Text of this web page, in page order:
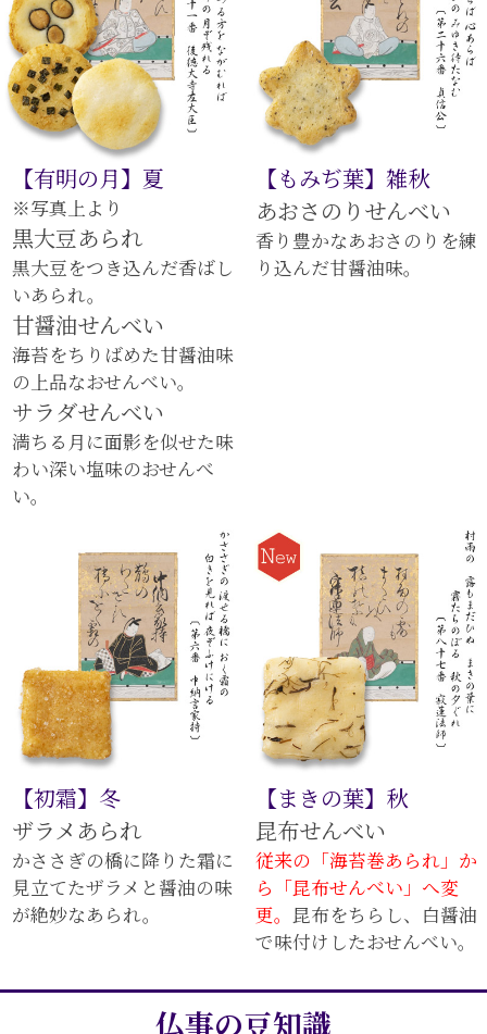
【有明の月】夏
※写真上より
黒大豆あられ
黒大豆をつき込んだ香ばし
いあられ。
甘醤油せんべい
海苔をちりばめた甘醤油味
の上品なおせんべい。
サラダせんべい
満ちる月に面影を似せた味
わい深い塩味のおせんべ
い。
【もみぢ葉】雑秋
あおさのりせんべい
香り豊かなあおさのりを練
り込んだ甘醤油味。
【初霜】冬
ザラメあられ
かささぎの橋に降りた霜に
見立てたザラメと醤油の味
が絶妙なあられ。
【まきの葉】秋
昆布せんべい
従来の「海苔巻あられ」か
ら「昆布せんべい」へ変
更。 昆布をちらし、白醤油
で味付けしたおせんべい。
仏事の豆知識